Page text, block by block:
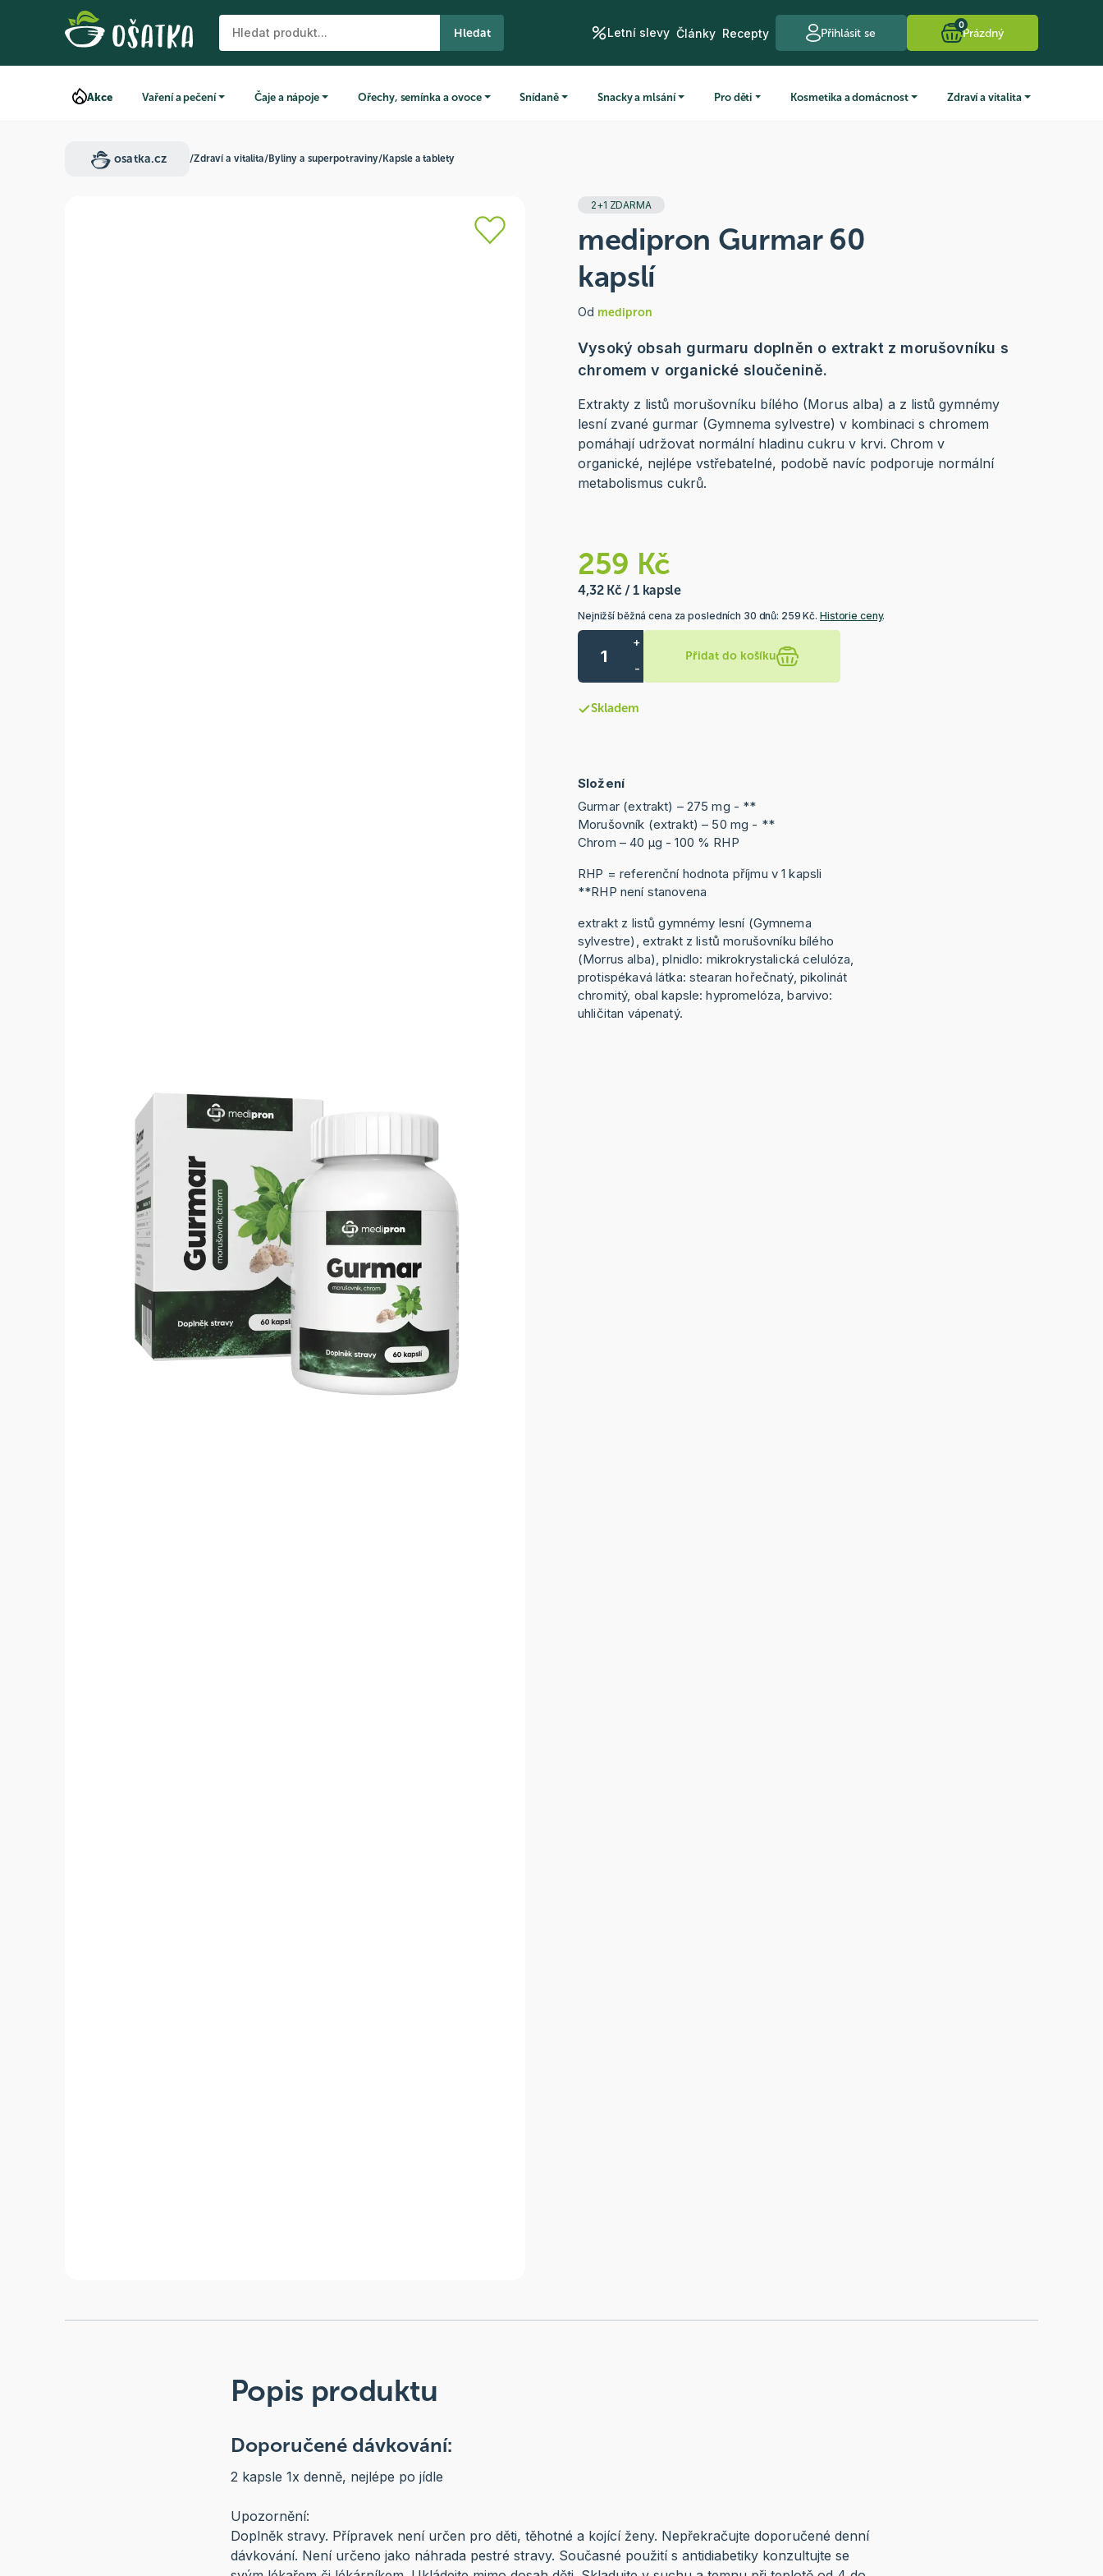
Hledat Letní slevy Články Recepty Přihlásit se
0
Prázdný
Akce Vaření a pečení Čaje a nápoje Ořechy, semínka a ovoce Snídaně Snacky a mlsání Pro děti Kosmetika a domácnost Zdraví a vitalita
osatka.cz /Zdraví a vitalita/Byliny a superpotraviny/Kapsle a tablety
2+1 ZDARMA
medipron Gurmar 60
kapslí
Od medipron
Vysoký obsah gurmaru doplněn o extrakt z morušovníku s
chromem v organické sloučenině.
Extrakty z listů morušovníku bílého (Morus alba) a z listů gymnémy
lesní zvané gurmar (Gymnema sylvestre) v kombinaci s chromem
pomáhají udržovat normální hladinu cukru v krvi. Chrom v
organické, nejlépe vstřebatelné, podobě navíc podporuje normální
metabolismus cukrů.
259 Kč
4,32 Kč / 1 kapsle
Nejnižší běžná cena za posledních 30 dnů: 259 Kč.Historie ceny.
+
-
Přidat do košíku
Skladem
Složení
Gurmar (extrakt) – 275 mg - **
Morušovník (extrakt) – 50 mg - **
Chrom – 40 μg - 100 % RHP
RHP = referenční hodnota příjmu v 1 kapsli
**RHP není stanovena
extrakt z listů gymnémy lesní (Gymnema
sylvestre), extrakt z listů morušovníku bílého
(Morrus alba), plnidlo: mikrokrystalická celulóza,
protispékavá látka: stearan hořečnatý, pikolinát
chromitý, obal kapsle: hypromelóza, barvivo:
uhličitan vápenatý.
Popis produktu
Doporučené dávkování:
2 kapsle 1x denně, nejlépe po jídle
Upozornění:
Doplněk stravy. Přípravek není určen pro děti, těhotné a kojící ženy. Nepřekračujte doporučené denní
dávkování. Není určeno jako náhrada pestré stravy. Současné použití s antidiabetiky konzultujte se